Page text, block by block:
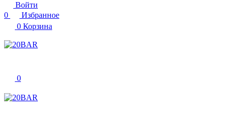
Войти
0
Избранное
0 Корзина
0